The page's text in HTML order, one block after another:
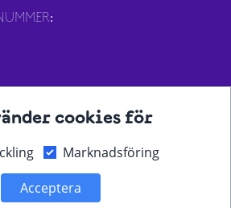
cookies för
Marknadsföring
Acceptera